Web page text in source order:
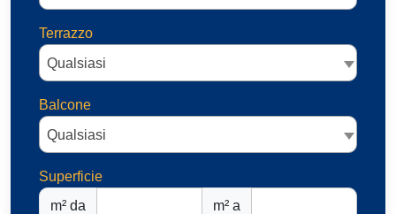
Terrazzo
Qualsiasi
Balcone
Qualsiasi
Superficie
m² da
m² a